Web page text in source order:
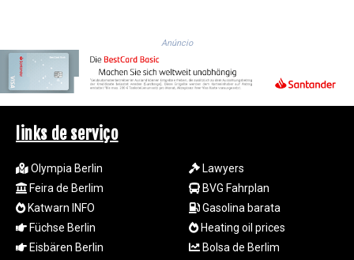
RON 5.244583
SEK 10.961095
SGD 1.477585
Anúncio
links de serviço
Olympia Berlin
Feira de Berlim
Katwarn INFO
Füchse Berlin
Eisbären Berlin
Lawyers
BVG Fahrplan
Gasolina barata
Heating oil prices
Bolsa de Berlim